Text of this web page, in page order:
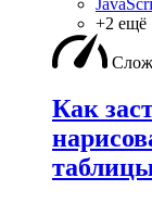
+2 ещё
Как